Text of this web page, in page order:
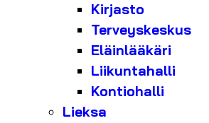
Kirjasto
Terveyskeskus
Eläinlääkäri
Liikuntahalli
Kontiohalli
Lieksa